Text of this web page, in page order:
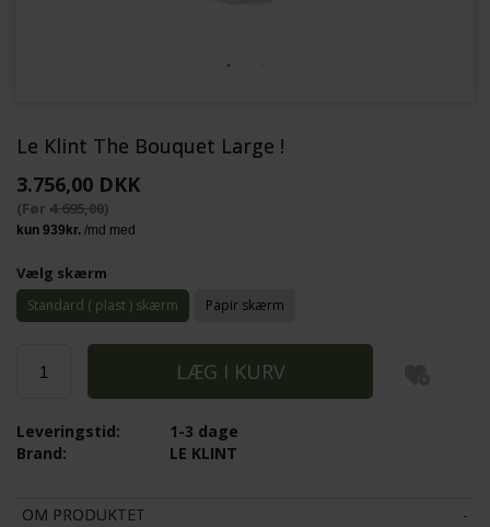
Le Klint The Bouquet Large !
3.756,00 DKK
(Før 4.695,00)
Vælg skærm
Standard ( plast ) skærm Papir skærm
1-3 dage
Leveringstid:
LE KLINT
Brand:
OM PRODUKTET